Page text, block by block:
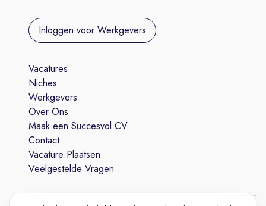
Inloggen voor Werkgevers
Vacatures
Niches
Werkgevers
Over Ons
Maak een Succesvol CV
Contact
Vacature Plaatsen
Veelgestelde Vragen